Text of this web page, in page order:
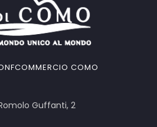
COMO
Guffanti, 2